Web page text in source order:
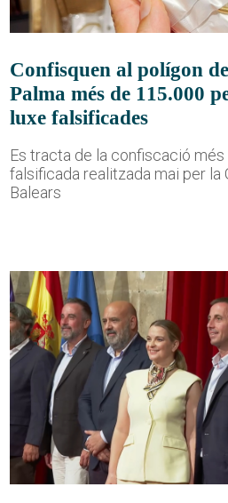
Confisquen al polígon
Palma més de 115.000
luxe falsificades
Es tracta de la confiscació més
falsificada realitzada mai per la
Balears